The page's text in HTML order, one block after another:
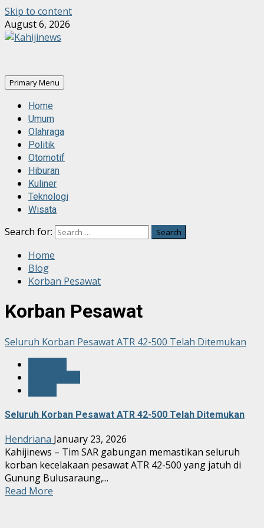
Skip to content
August 6, 2026
Primary Menu
Home
Umum
Olahraga
Politik
Otomotif
Hiburan
Kuliner
Teknologi
Wisata
Search for:
Home
Blog
Korban Pesawat
Korban Pesawat
Seluruh Korban Pesawat ATR 42-500 Telah Ditemukan
Seluruh Korban Pesawat ATR 42-500 Telah Ditemukan
Hendriana January 23, 2026
Kahijinews – Tim SAR gabungan memastikan seluruh
korban kecelakaan pesawat ATR 42-500 yang jatuh di
Gunung Bulusaraung,...
Read More